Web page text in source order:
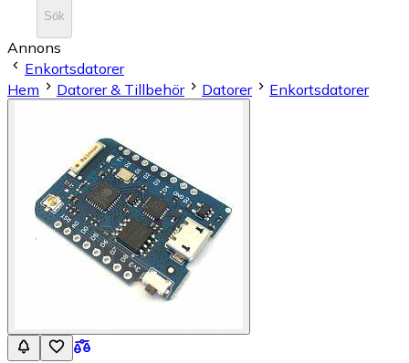
Sök
Annons
Enkortsdatorer
Hem
Datorer & Tillbehör Datorer Enkortsdatorer